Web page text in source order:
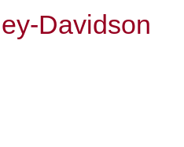
Davidson